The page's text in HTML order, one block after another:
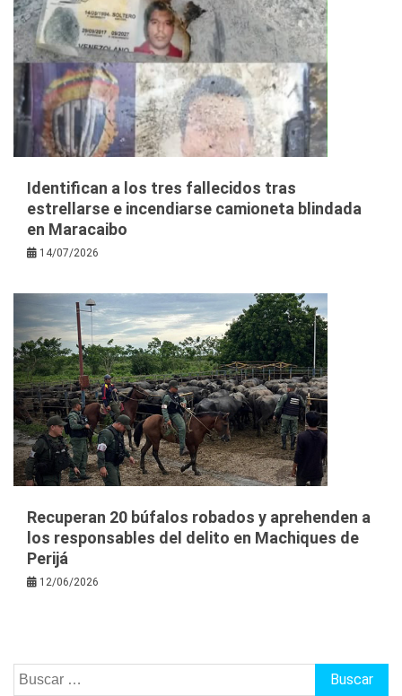
Identifican a los tres fallecidos tras
estrellarse e incendiarse camioneta blindada
en Maracaibo
14/07/2026
Recuperan 20 búfalos robados y aprehenden a
los responsables del delito en Machiques de
Perijá
12/06/2026
Buscar: